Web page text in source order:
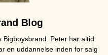
Blog
Peter har altid
en uddannelse inden for salg